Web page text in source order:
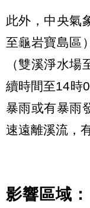
此外，中央氣
至龜岩寶島區
（雙溪淨水
續時間至14時
暴雨或有暴雨
速遠離溪流，
影響區域：